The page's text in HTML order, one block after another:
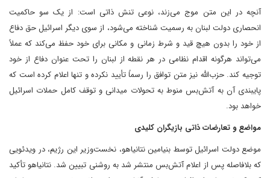
آنچه در این متن موج می‌زند، نوعی تنش ذاتی است: از یک سو حاکمیت
انحصاری دولت لبنان به رسمیت شناخته می‌شود، از سوی دیگر اسرائیل حق دفاع
از خود را بدون هیچ قید و شرط زمانی و مکانی برای خود حفظ می‌کند که عملاً
می‌تواند هرگونه اقدام نظامی در هر نقطه از لبنان را تحت عنوان دفاع از خود
توجیه کند. حزب‌الله نیز متن توافق را رسماً تأیید نکرده و تنها اعلام کرده است که
پایبندی آن به آتش‌بس منوط به تحولات میدانی و توقف کامل حملات اسرائیل
خواهد بود.
مواضع و تعارضات ذاتی بازیگران کلیدی
موضع دولت اسرائیل توسط بنیامین نتانیاهو، نخست‌وزیر این رژیم، در ویدئویی
که بلافاصله پس از اعلام آتش‌بس منتشر شد به روشنی تبیین شد. نتانیاهو تأکید